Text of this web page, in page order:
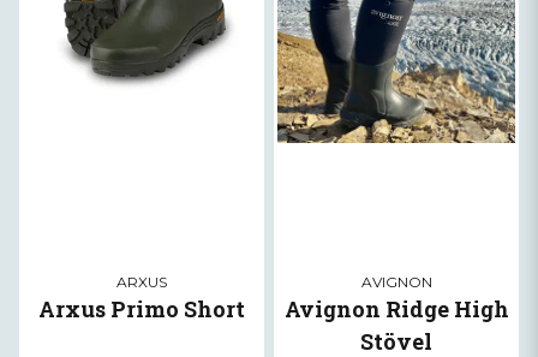
ARXUS
Arxus Primo Short
AVIGNON
Avignon Ridge High
Stövel